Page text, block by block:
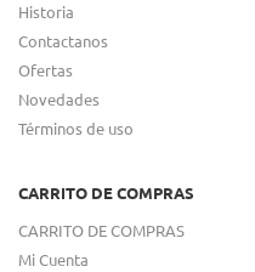
Historia
Contactanos
Ofertas
Novedades
Términos de uso
CARRITO DE COMPRAS
CARRITO DE COMPRAS
Mi Cuenta